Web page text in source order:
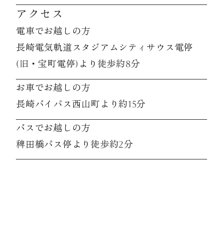
アクセス
電車でお越しの方
長崎電気軌道スタジアムシティサウス電停
(旧・宝町電停)より徒歩約8分
お車でお越しの方
長崎バイパス西山町より約15分
バスでお越しの方
稗田橋バス停より徒歩約2分